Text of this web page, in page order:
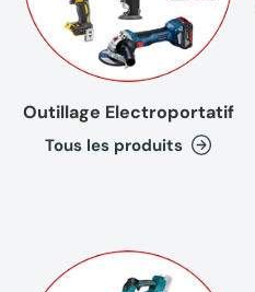
Outillage Electroportatif
Tous les produits